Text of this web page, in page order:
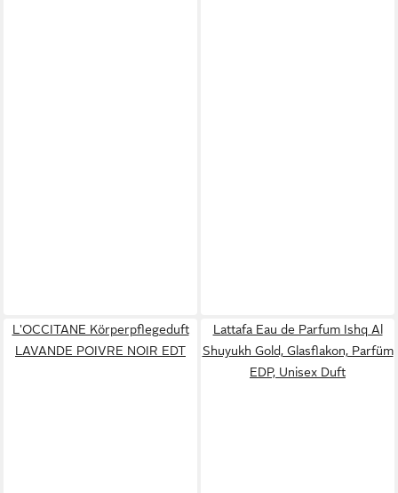
L'OCCITANE Körperpflegeduft
LAVANDE POIVRE NOIR EDT
Lattafa Eau de Parfum Ishq Al
Shuyukh Gold, Glasflakon, Parfüm
EDP, Unisex Duft